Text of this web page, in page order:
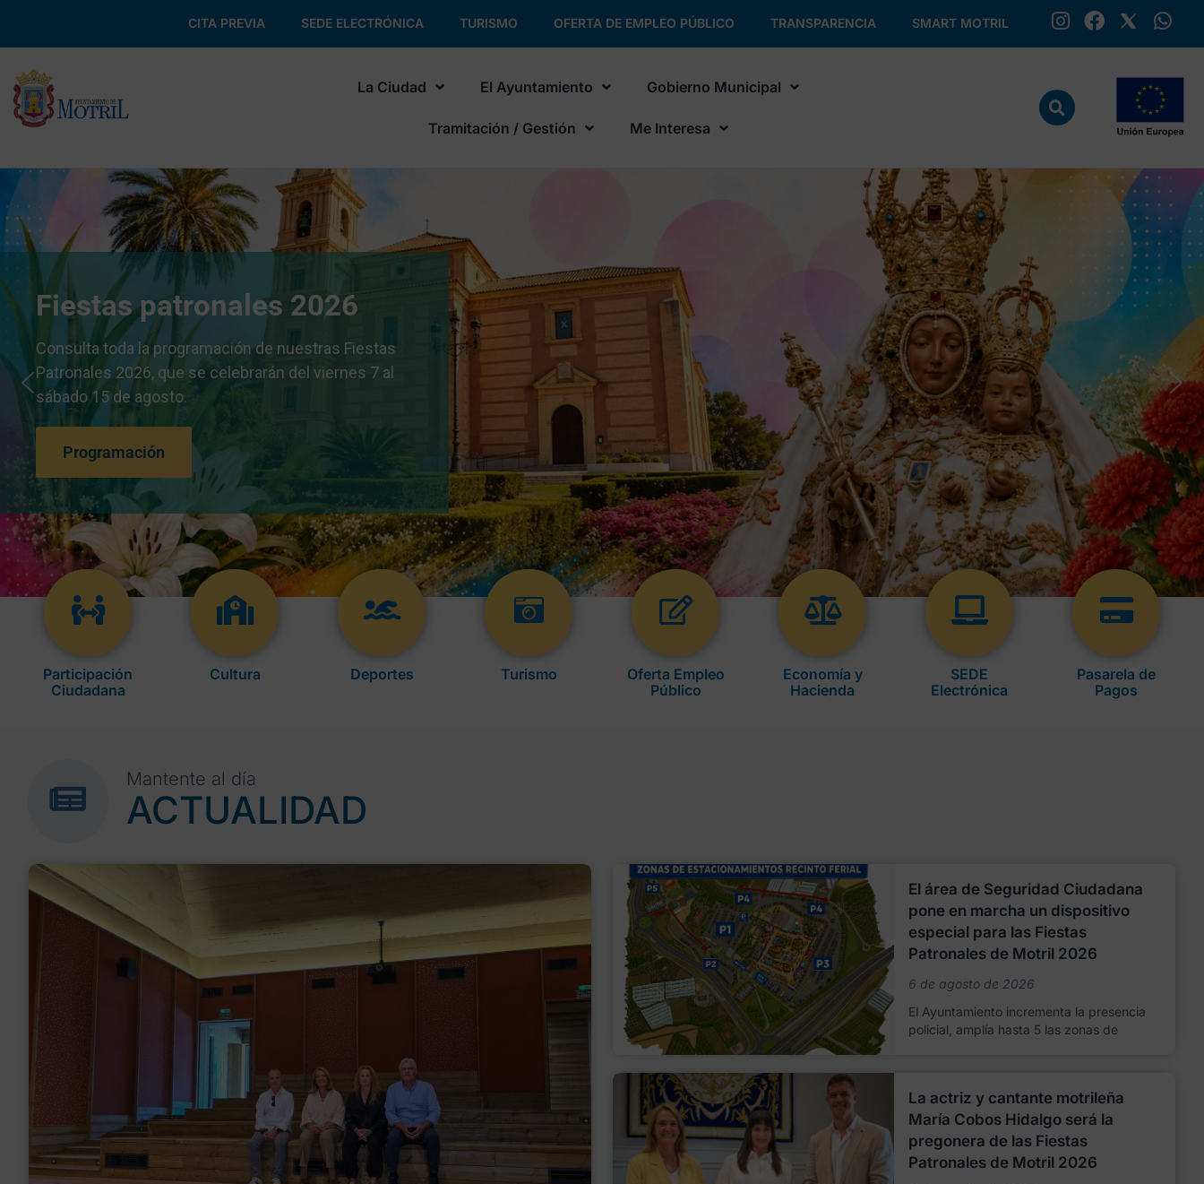
CITA PREVIA SEDE ELECTRÓNICA TURISMO OFERTA DE EMPLEO PÚBLICO TRANSPARENCIA SMART MOTRIL
La Ciudad El Ayuntamiento Gobierno Municipal
Tramitación / Gestión Me Interesa
Fiestas patronales 2026
Consulta toda la programación de nuestras Fiestas
Patronales 2026, que se celebrarán del viernes 7 al
sábado 15 de agosto.
Programación
Participación
Ciudadana
Cultura Deportes Turismo
Oferta Empleo
Público
Economía y
Hacienda
SEDE
Electrónica
Pasarela de
Pagos
Mantente al día
ACTUALIDAD
El área de Seguridad Ciudadana
pone en marcha un dispositivo
especial para las Fiestas
Patronales de Motril 2026
6 de agosto de 2026
El Ayuntamiento incrementa la presencia
policial, amplía hasta 5 las zonas de
La actriz y cantante motrileña
María Cobos Hidalgo será la
pregonera de las Fiestas
Patronales de Motril 2026